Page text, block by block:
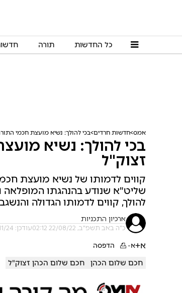
כל החדשות תורה
אמס חדשות חרדים בכי להולך: נשיא מועצת חכמי
בכי להולך: נשיא
זצוק"ל
קווים לדמותו של נשיא מועצת
שליט"א שנודע בהנהגתו
להולך, קווים לדמותו הגדולה
ארכיון התכניות
כ"ה באב תשפ"ב, 22/08/22 02:12 עודכן: 26/11/24 12:28
א+א- הדפסה
חכם שלום הכהן חכם שלום הכהן זצוק"ל